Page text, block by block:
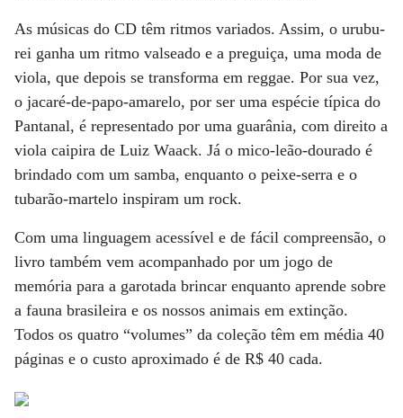
As músicas do CD têm ritmos variados. Assim, o urubu-
rei ganha um ritmo valseado e a preguiça, uma moda de
viola, que depois se transforma em reggae. Por sua vez,
o jacaré-de-papo-amarelo, por ser uma espécie típica do
Pantanal, é representado por uma guarânia, com direito a
viola caipira de Luiz Waack. Já o mico-leão-dourado é
brindado com um samba, enquanto o peixe-serra e o
tubarão-martelo inspiram um rock.
Com uma linguagem acessível e de fácil compreensão, o
livro também vem acompanhado por um jogo de
memória para a garotada brincar enquanto aprende sobre
a fauna brasileira e os nossos animais em extinção.
Todos os quatro “volumes” da coleção têm em média 40
páginas e o custo aproximado é de R$ 40 cada.